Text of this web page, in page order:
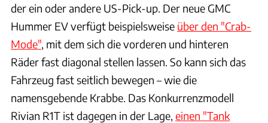
der ein oder andere US-Pick-up. Der neue GMC
Hummer EV verfügt beispielsweise über den "Crab-
Mode", mit dem sich die vorderen und hinteren
Räder fast diagonal stellen lassen. So kann sich das
Fahrzeug fast seitlich bewegen – wie die
namensgebende Krabbe. Das Konkurrenzmodell
Rivian R1T ist dagegen in der Lage, einen "Tank